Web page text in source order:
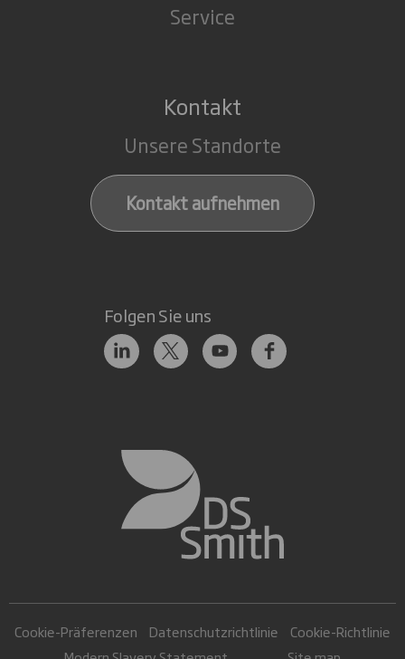
Service
Kontakt
Unsere Standorte
Kontakt aufnehmen
Folgen Sie uns
Cookie-Präferenzen Datenschutzrichtlinie
Cookie-Richtlinie